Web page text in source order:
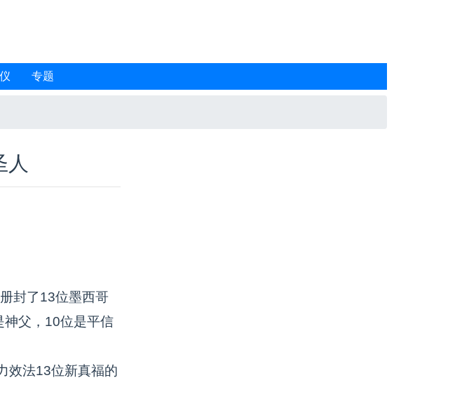
专题
人
封了13位墨西哥
神父，10位是平信
效法13位新真福的